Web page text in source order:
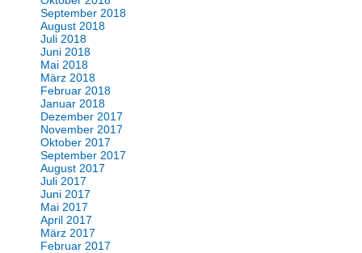
September 2018
August 2018
Juli 2018
Juni 2018
Mai 2018
März 2018
Februar 2018
Januar 2018
Dezember 2017
November 2017
Oktober 2017
September 2017
August 2017
Juli 2017
Juni 2017
Mai 2017
April 2017
März 2017
Februar 2017